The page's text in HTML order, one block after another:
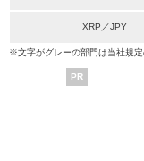
XRP／JPY
※文字がグレーの部門は当社規定
PR